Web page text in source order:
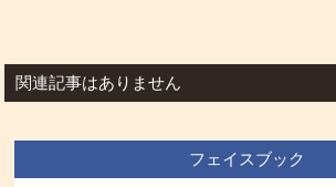
関連記事はありません
フェイスブック